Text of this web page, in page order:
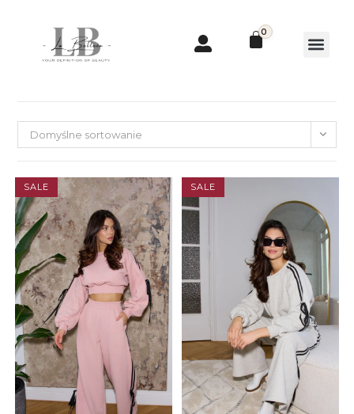
0
Domyślne sortowanie
SALE SALE